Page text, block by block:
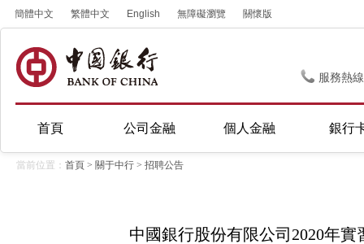
簡體中文 繁體中文 English 無障礙瀏覽 關懷版
服務熱
首頁 公司金融 個人金融 銀行
當前位置： 首頁 > 關于中行 > 招聘公告
中國銀行股份有限公司2020年實